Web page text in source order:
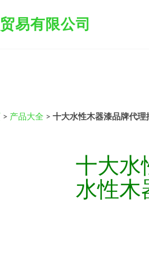
易有限公司
> 产品大全 > 十大水性木器漆品牌代
十大水
水性木